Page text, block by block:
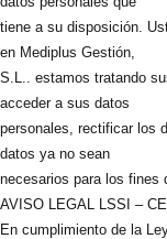
tiene a su disposición.
en Mediplus Gestión,
S.L.. estamos tratando
acceder a sus datos
personales, rectificar los
datos ya no sean
necesarios para los fines
AVISO LEGAL LSSI – CE
En cumplimiento de la